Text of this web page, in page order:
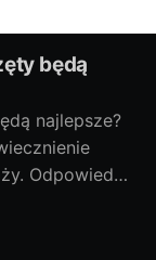
będą
najlepsze?
Odpowiedni
porady, jak